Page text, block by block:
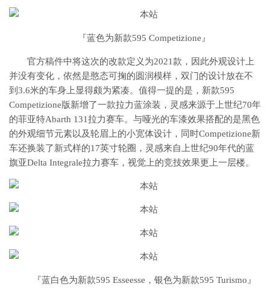
『蓝色为新款595 Competizione』
官方稿件中将这次的改款定义为2021款，因此外观设计上
并没有变化，依然是憨态可掬的圆润模样，双门的设计放在不
到3.6米的车身上显得颇为紧凑。值得一提的是，新款595
Competizione版新增了一款拉力蓝涂装，灵感来源于上世纪70年
的菲亚特Abarth 131拉力赛车。与哑光的车漆效果搭配的是黑色
的外观细节元素以及轮眉上的小宽体设计，同时Competizione新
车还换装了新式样的17英寸轮圈，灵感来自上世纪90年代的蓝
旗亚Delta Integrale拉力赛车，视觉上的竞技效果更上一层楼。
『蓝白色为新款595 Esseesse，银色为新款595 Turismo』